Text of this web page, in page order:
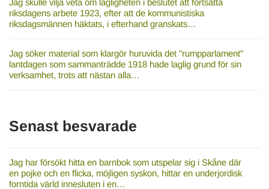
Jag skulle vilja veta om lagligheten i beslutet att fortsätta
riksdagens arbete 1923, efter att de kommunistiska
riksdagsmännen häktats, i efterhand granskats…
Jag söker material som klargör huruvida det "rumpparlament"
lantdagen som sammanträdde 1918 hade laglig grund för sin
verksamhet, trots att nästan alla…
Senast besvarade
Jag har försökt hitta en barnbok som utspelar sig i Skåne där
en pojke och en flicka, möjligen syskon, hittar en underjordisk
forntida värld innesluten i en…